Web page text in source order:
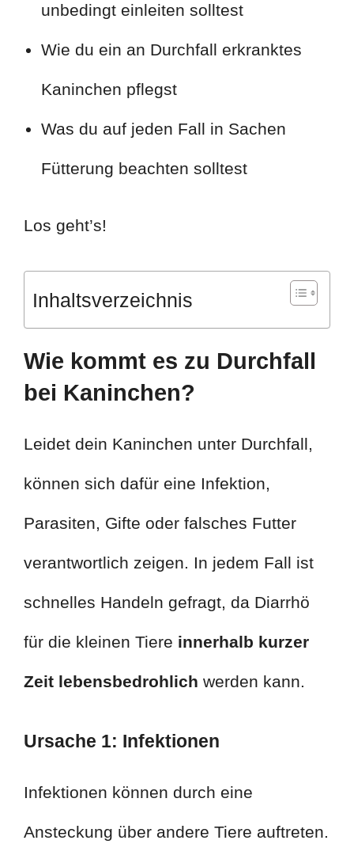
unbedingt einleiten solltest
Wie du ein an Durchfall erkranktes
Kaninchen pflegst
Was du auf jeden Fall in Sachen
Fütterung beachten solltest
Los geht’s!
Inhaltsverzeichnis
Wie kommt es zu Durchfall
bei Kaninchen?
Leidet dein Kaninchen unter Durchfall,
können sich dafür eine Infektion,
Parasiten, Gifte oder falsches Futter
verantwortlich zeigen. In jedem Fall ist
schnelles Handeln gefragt, da Diarrhö
für die kleinen Tiere innerhalb kurzer
Zeit lebensbedrohlich werden kann.
Ursache 1: Infektionen
Infektionen können durch eine
Ansteckung über andere Tiere auftreten.